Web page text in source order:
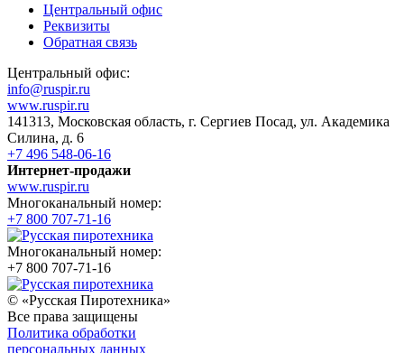
Центральный офис
Реквизиты
Обратная связь
Центральный офис:
info@ruspir.ru
www.ruspir.ru
141313, Московская область, г. Сергиев Посад, ул. Академика
Силина, д. 6
+7 496 548-06-16
Интернет-продажи
www.ruspir.ru
Многоканальный номер:
+7 800 707-71-16
Многоканальный номер:
+7 800 707-71-16
© «Русская Пиротехника»
Все права защищены
Политика обработки
персональных данных